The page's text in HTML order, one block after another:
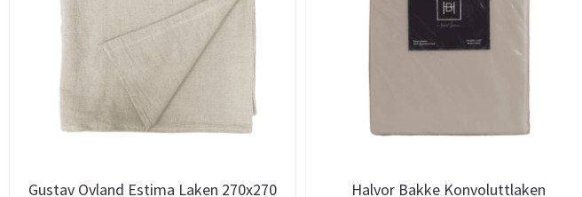
Gustav Ovland Estima Laken 270x270
Halvor Bakke Konvoluttlaken